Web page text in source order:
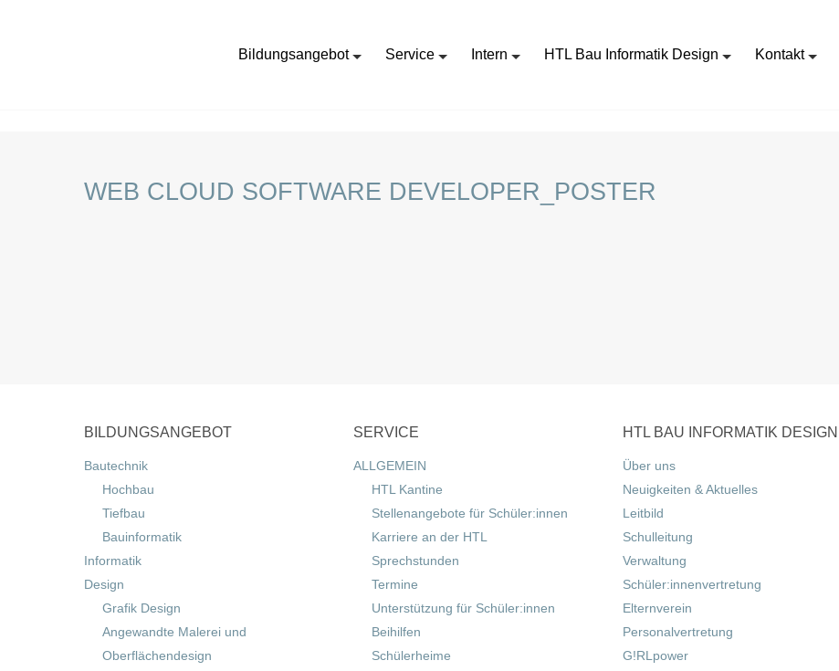
Bildungsangebot Service Intern HTL Bau Informatik Design Kontakt
WEB CLOUD SOFTWARE DEVELOPER_POSTER
BILDUNGSANGEBOT
Bautechnik
Hochbau
Tiefbau
Bauinformatik
Informatik
Design
Grafik Design
Angewandte Malerei und
Oberflächendesign
SERVICE
ALLGEMEIN
HTL Kantine
Stellenangebote für Schüler:innen
Karriere an der HTL
Sprechstunden
Termine
Unterstützung für Schüler:innen
Beihilfen
Schülerheime
HTL BAU INFORMATIK DESIGN
Über uns
Neuigkeiten & Aktuelles
Leitbild
Schulleitung
Verwaltung
Schüler:innenvertretung
Elternverein
Personalvertretung
G!RLpower